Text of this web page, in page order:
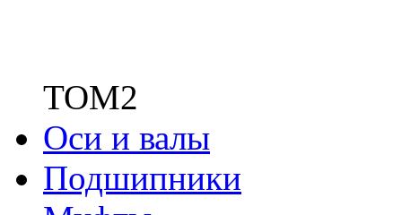
ТОМ2
Оси и валы
Подшипники